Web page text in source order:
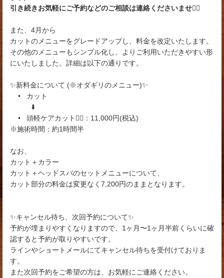
引き続きお気軽にご予約などのご相談は連絡くださいませ🙇‍♀️
また、4月から
カットのメニューをグレードアップし、料金を改定いたします。
その他のメニューもシンプル化し、よりご利用いただきやすい形
にいたしました。詳細は以下の通りです。
✨新料金について (※オダギリのメニュー)✨
• カット
⬇️
• 頭軽ケアカット💆‍♀️：11,000円(税込)
※施術時間：約1時間半
なお、
カット＋カラー
カット＋ヘッドスパのセットメニューについて、
カット部分の料金は変更なく7,200円のままとなります。
✨キャンセル待ち、次回予約について✨
予約が埋まりやすくなりますので、1ヶ月〜1ヶ月半前くらいに確
認すると予約が取りやすいです。
ラインやショートメールにてキャンセル待ちを受付けておりま
す。
また次回予約をご希望の方は、お気軽にご連絡ください。